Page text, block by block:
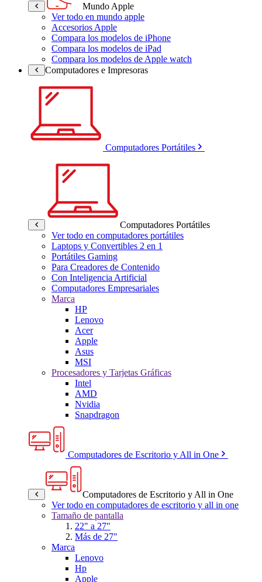
Mundo Apple
Ver todo en mundo apple
Accesorios Apple
Compara los modelos de iPhone
Compara los modelos de iPad
Compara los modelos de Apple watch
Computadores e Impresoras
Computadores Portátiles
Computadores Portátiles
Ver todo en computadores portátiles
Laptops y Convertibles 2 en 1
Portátiles Gaming
Para Creadores de Contenido
Con Inteligencia Artificial
Computadores Empresariales
Marca
HP
Lenovo
Acer
Apple
Asus
MSI
Procesadores y Tarjetas Gráficas
Intel
AMD
Nvidia
Snapdragon
Computadores de Escritorio y All in One
Computadores de Escritorio y All in One
Ver todo en computadores de escritorio y all in one
Tamaño de pantalla
22" a 27"
Más de 27"
Marca
Lenovo
Hp
Apple